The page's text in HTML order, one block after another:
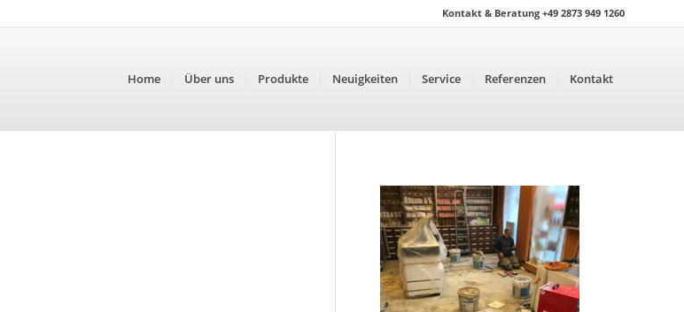
Kontakt & Beratung +49 2873 949 1260
Home Über uns Produkte Neuigkeiten Service Referenzen Kontakt